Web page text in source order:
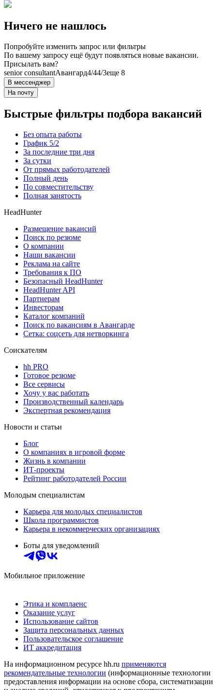
Ничего не нашлось
Попробуйте изменить запрос или фильтры
По вашему запросу ещё будут появляться новые вакансии.
Присылать вам?
senior consultantАвангард4/44/3еще 8
В мессенджер
На почту
Быстрые фильтры подбора вакансий
Без опыта работы
График 5/2
За последние три дня
За сутки
От прямых работодателей
Полный день
По совместительству
Полная занятость
HeadHunter
Размещение вакансий
Поиск по резюме
О компании
Наши вакансии
Реклама на сайте
Требования к ПО
Безопасный HeadHunter
HeadHunter API
Партнерам
Инвесторам
Каталог компаний
Поиск по вакансиям в Авангарде
Сетка: соцсеть для нетворкинга
Соискателям
hh PRO
Готовое резюме
Все сервисы
Хочу у вас работать
Производственный календарь
Экспертная рекомендация
Новости и статьи
Блог
О компаниях в игровой форме
Жизнь в компании
ИТ-проекты
Рейтинг работодателей России
Молодым специалистам
Карьера для молодых специалистов
Школа программистов
Карьера в некоммерческих организациях
Боты для уведомлений
Мобильное приложение
Этика и комплаенс
Оказание услуг
Использование сайтов
Защита персональных данных
Пользовательское соглашение
ИТ аккредитация
На информационном ресурсе hh.ru применяются
рекомендательные технологии (информационные технологии
предоставления информации на основе сбора, систематизации